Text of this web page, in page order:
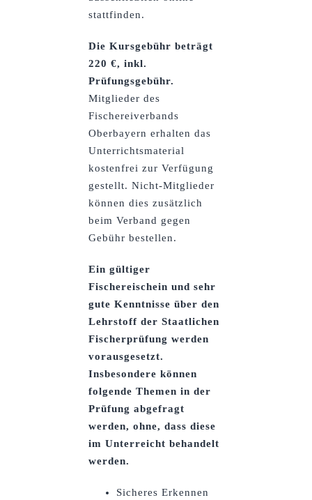
stattfinden.
Die Kursgebühr beträgt
220 €, inkl.
Prüfungsgebühr.
Mitglieder des
Fischereiverbands
Oberbayern erhalten das
Unterrichtsmaterial
kostenfrei zur Verfügung
gestellt.Nicht-Mitglieder
können dies zusätzlich
beim Verband gegen
Gebühr bestellen.
Ein gültiger
Fischereischein und sehr
gute Kenntnisse über den
Lehrstoff der Staatlichen
Fischerprüfung werden
vorausgesetzt.
Insbesondere können
folgende Themen in der
Prüfung abgefragt
werden, ohne, dass diese
im Unterreicht behandelt
werden.
Sicheres Erkennen